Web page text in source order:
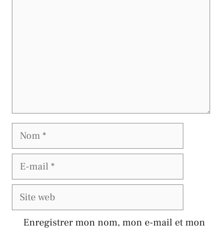
Nom
E-
Site
Enregistrer mon nom, mon e-mail et mon